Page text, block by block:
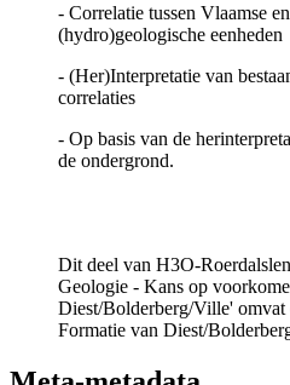
- Correlatie tussen Vlaamse
(hydro)geologische eenheden
- (Her)Interpretatie van
correlaties
- Op basis van de
de ondergrond.
Dit deel van H3O-
Geologie - Kans op
Diest/Bolderberg/Ville' omvat
Formatie van Diest/